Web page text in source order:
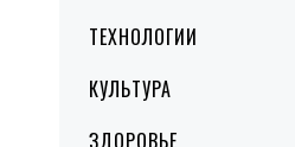
ТЕХНОЛОГИИ
КУЛЬТУРА
ЗДОРОВЬЕ